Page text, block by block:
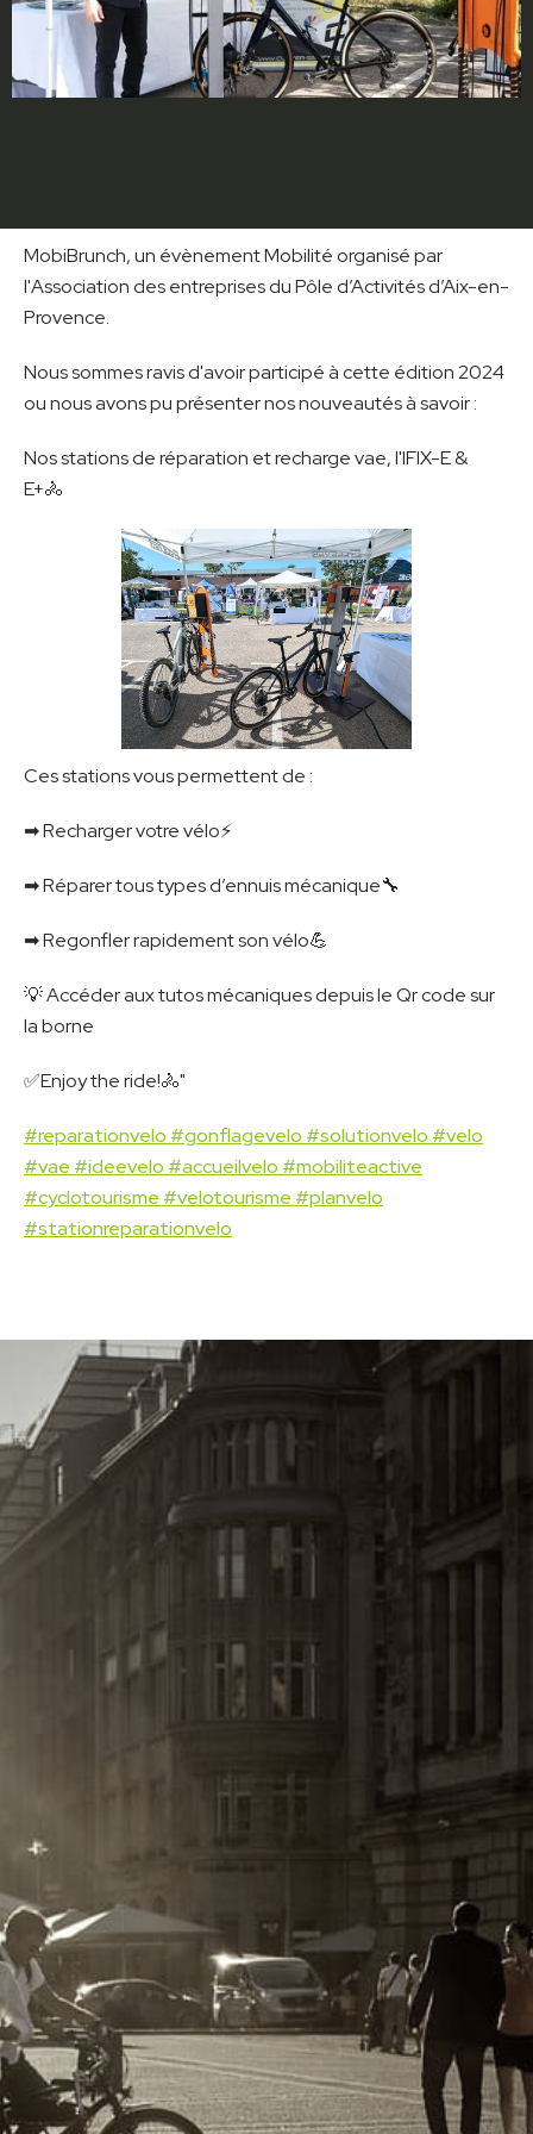
MobiBrunch, un évènement Mobilité organisé par
l'Association des entreprises du Pôle d’Activités d’Aix-en-
Provence.
Nous sommes ravis d'avoir participé à cette édition 2024
ou nous avons pu présenter nos nouveautés à savoir :
Nos stations de réparation et recharge vae, l'IFIX-E &
E+🚴
Ces stations vous permettent de :
➡ Recharger votre vélo⚡️
➡ Réparer tous types d’ennuis mécanique🔧
➡ Regonfler rapidement son vélo💪
💡 Accéder aux tutos mécaniques depuis le Qr code sur
la borne
✅Enjoy the ride!🚴"
#reparationvelo #gonflagevelo #solutionvelo #velo
#vae #ideevelo #accueilvelo #mobiliteactive
#cyclotourisme #velotourisme #planvelo
#stationreparationvelo